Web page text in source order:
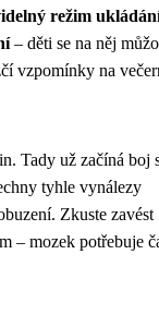
režim
– děti se na něj
vzpomínky na
Tady už začíná boj
tyhle vynálezy
Zkuste zavést
– mozek potřebuje